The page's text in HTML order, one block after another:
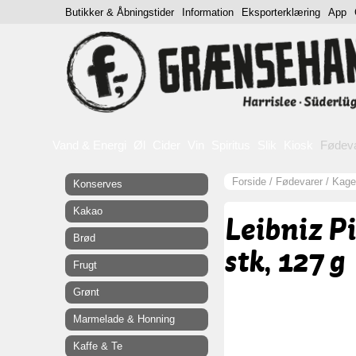
Forside / Fødevarer /
Leibniz
stk, 127 g
Konserves
Kakao
Brød
Frugt
Grønt
Marmelade & Honning
Kaffe & Te
Butikker & Åbningstider Information Eksporterklæring App